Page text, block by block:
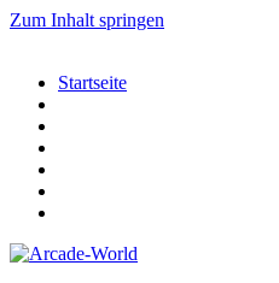
Zum Inhalt springen
Startseite